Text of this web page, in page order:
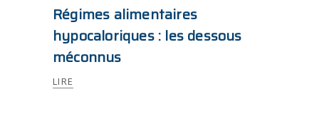
Régimes alimentaires
hypocaloriques : les dessous
méconnus
LIRE